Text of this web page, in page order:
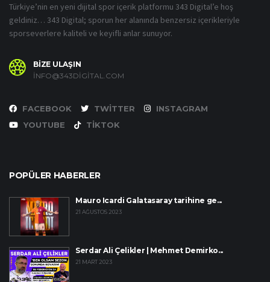
Türkiye’nin en yeni dijital spor içerik platformu 343 Digital’e hoş
geldiniz… 343 Digital; sporun her alanında benzersiz içerikleriyle
sporseverlere kaliteli ve keyifli anlar sunuyor.
BİZE ULAŞIN
INFO@343DIGITAL.COM
FACEBOOK TWITTER
INSTAGRAM
YOUTUBE
TIKTOK
POPÜLER HABERLER
Mauro Icardi Galatasaray tarihine ge...
21 AĞUSTOS 2023
Serdar Ali Çelikler | Mehmet Demirko...
21 MART 2023